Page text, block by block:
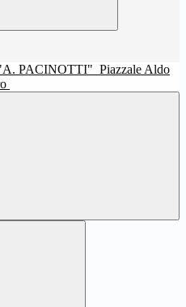
PACINOTTI" Piazzale Aldo